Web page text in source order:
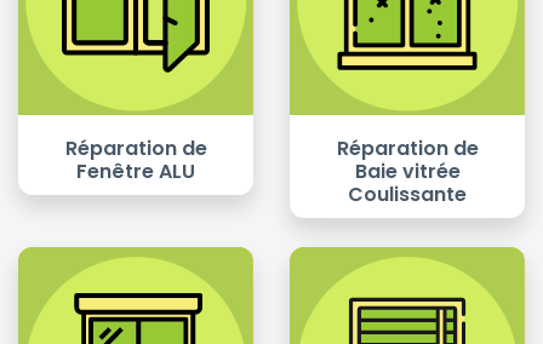
Réparation de
Fenêtre ALU
Réparation de
Baie vitrée
Coulissante